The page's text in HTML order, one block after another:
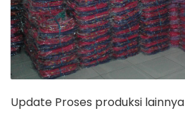
Update Proses produksi lainnya